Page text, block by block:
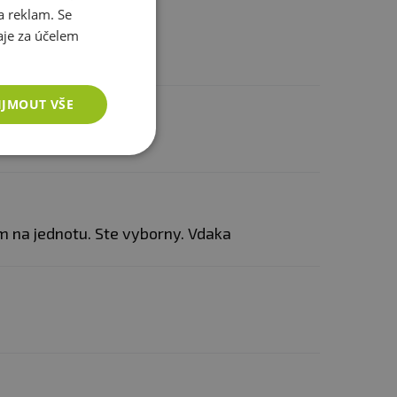
na jednotu. Ste vyborny. Vdaka
reklam. Se
za účelem
VŠE